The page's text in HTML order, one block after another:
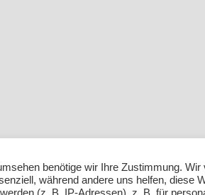
benötige wir Ihre Zustimmung.
während andere uns helfen, diese